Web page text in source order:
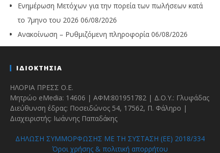
Ενημέρωση Μετόχων για την πορεία των πωλήσεων κατά
το 7μηνο του 2026 06/08/2026
Ανακοίνωση – Ρυθμιζόμενη πληροφορία 06/08/2026
ΙΔΙΟΚΤΗΣΙΑ
ΗΛΟΡΙΑ ΠΡΕΣΣ Ο.Ε.
Μητρώο eMedia: 14606 | ΑΦΜ:801951782 | Δ.Ο.Υ.: Γλυφάδας
Διεύθυνση έδρας: Ποσειδώνος 54, 17562, Π. Φάληρο |
Διαχειριστής: Ιωάννης Παπαδάκης
ΔΗΛΩΣΗ ΣΥΜΜΟΡΦΩΣΗΣ ΜΕ ΤΗ ΣΥΣΤΑΣΗ (ΕΕ) 2018/334
Όροι χρήσης & πολιτική απορρήτου